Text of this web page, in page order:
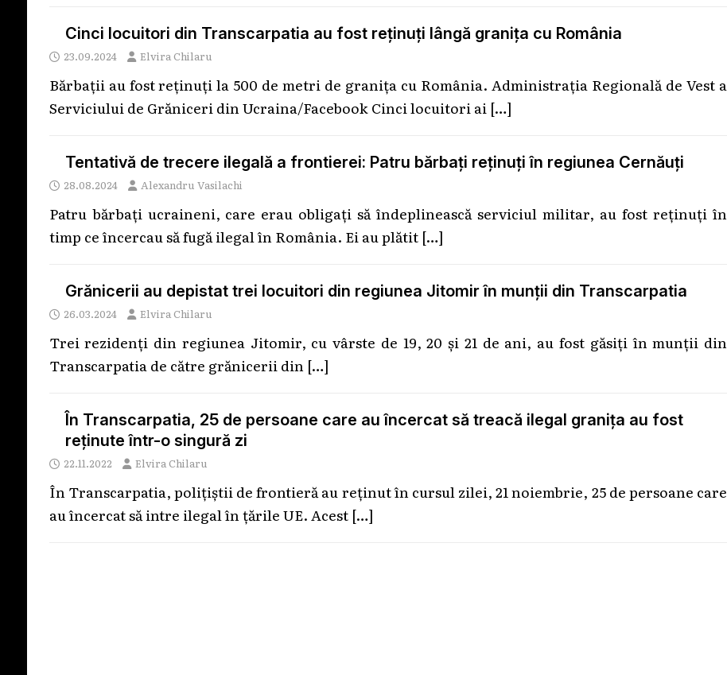
Cinci locuitori din Transcarpatia au fost reținuți lângă granița cu România
23.09.2024 Elvira Chilaru
Bărbații au fost reținuți la 500 de metri de granița cu România. Administrația Regională de Vest a
Serviciului de Grăniceri din Ucraina/Facebook Cinci locuitori ai […]
Tentativă de trecere ilegală a frontierei: Patru bărbați reținuți în regiunea Cernăuți
28.08.2024 Alexandru Vasilachi
Patru bărbați ucraineni, care erau obligați să îndeplinească serviciul militar, au fost reținuți în
timp ce încercau să fugă ilegal în România. Ei au plătit […]
Grănicerii au depistat trei locuitori din regiunea Jitomir în munții din Transcarpatia
26.03.2024 Elvira Chilaru
Trei rezidenți din regiunea Jitomir, cu vârste de 19, 20 și 21 de ani, au fost găsiți în munții din
Transcarpatia de către grănicerii din […]
În Transcarpatia, 25 de persoane care au încercat să treacă ilegal granița au fost
reținute într-o singură zi
22.11.2022 Elvira Chilaru
În Transcarpatia, polițiștii de frontieră au reținut în cursul zilei, 21 noiembrie, 25 de persoane care
au încercat să intre ilegal în țările UE. Acest […]